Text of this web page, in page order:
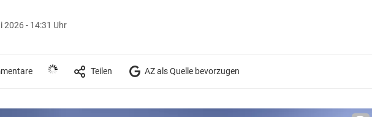
2026 - 14:31 Uhr
Teilen AZ als Quelle bevorzugen